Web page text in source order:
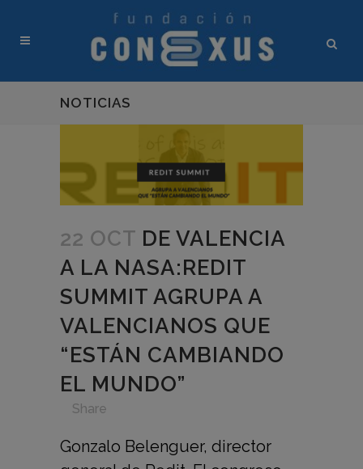
NOTICIAS
22 OCT DE VALENCIA
A LA NASA:REDIT
SUMMIT AGRUPA A
VALENCIANOS QUE
“ESTÁN CAMBIANDO
EL MUNDO”
Share
Gonzalo Belenguer, director